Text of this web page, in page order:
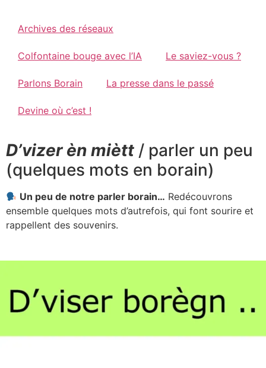
Archives des réseaux
Colfontaine bouge avec l’IA Le saviez-vous ?
Parlons Borain La presse dans le passé
Devine où c’est !
D’vizer èn miètt / parler un peu
(quelques mots en borain)
Un peu de notre parler borain… Redécouvrons
ensemble quelques mots d’autrefois, qui font sourire et
rappellent des souvenirs.